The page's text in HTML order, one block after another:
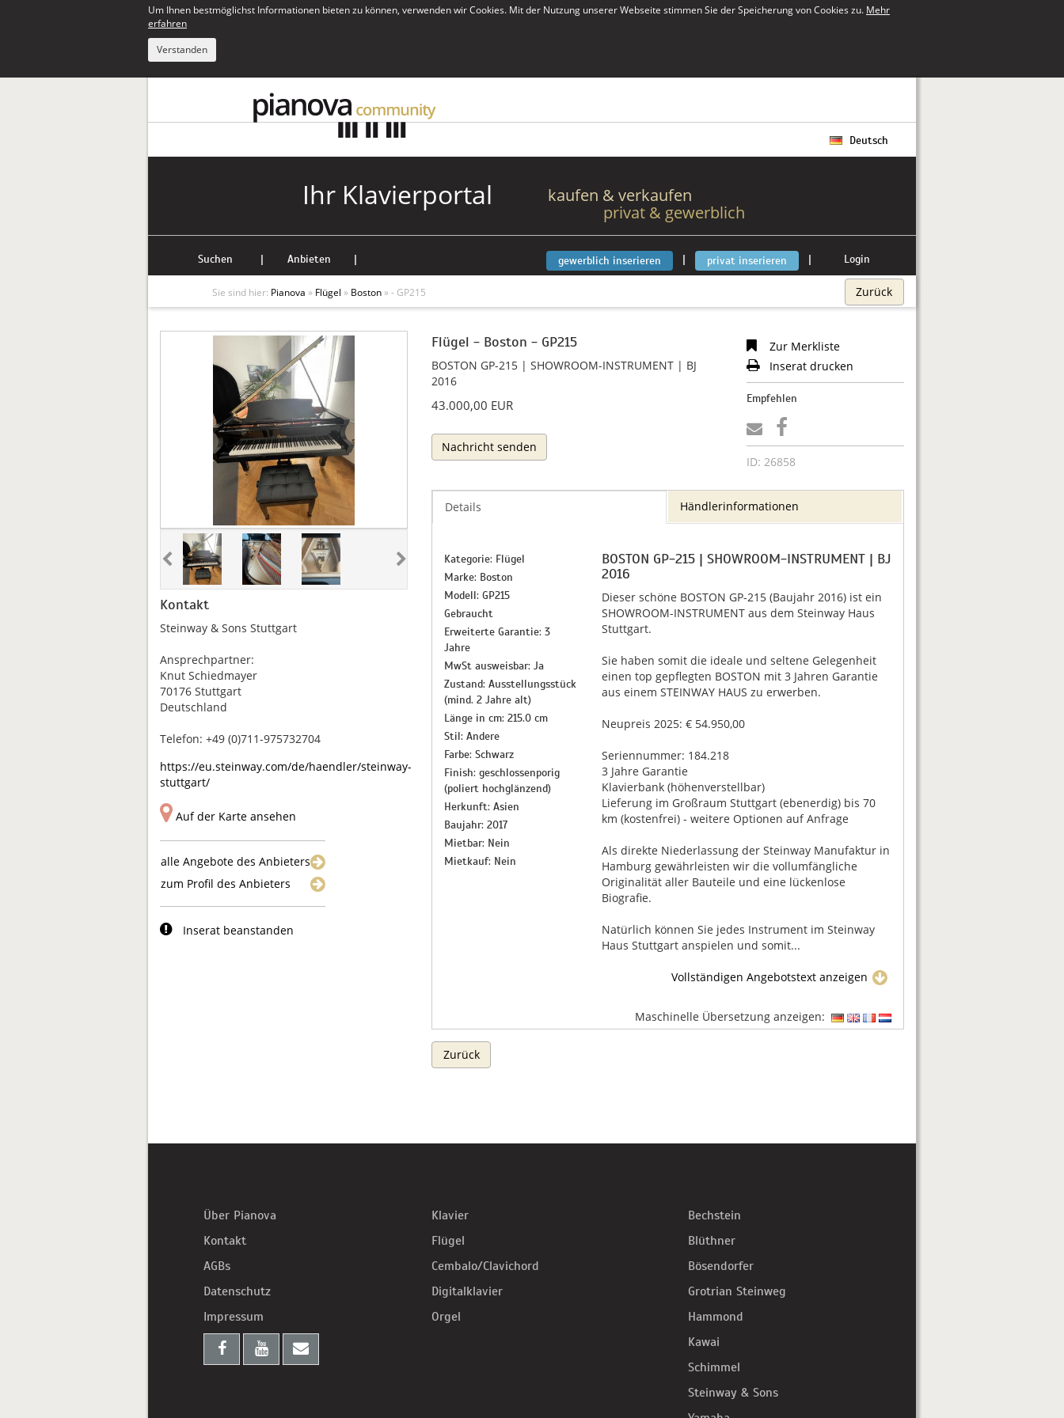
Um Ihnen bestmöglichst Informationen bieten zu können, verwenden wir Cookies. Mit der Nutzung unserer Webseite stimmen Sie der Speicherung von Cookies zu. Mehr
erfahren
Verstanden
Deutsch
Ihr Klavierportal
kaufen & verkaufen
privat & gewerblich
Suchen | Anbieten | gewerblich inserieren | privat inserieren | Login
Sie sind hier: Pianova » Flügel » Boston» - GP215 Zurück
Kontakt
Steinway & Sons Stuttgart
Ansprechpartner:
Knut Schiedmayer
70176 Stuttgart
Deutschland
Telefon: +49 (0)711-975732704
https://eu.steinway.com/de/haendler/steinway-
stuttgart/
Auf der Karte ansehen
alle Angebote des Anbieters
zum Profil des Anbieters
Inserat beanstanden
Flügel - Boston - GP215
BOSTON GP-215 | SHOWROOM-INSTRUMENT | BJ
2016
43.000,00 EUR
Nachricht senden
Zur Merkliste
Inserat drucken
Empfehlen
ID: 26858
Details Händlerinformationen
Kategorie: Flügel
Marke: Boston
Modell: GP215
Gebraucht
Erweiterte Garantie: 3
Jahre
MwSt ausweisbar: Ja
Zustand: Ausstellungsstück
(mind. 2 Jahre alt)
Länge in cm: 215.0 cm
Stil: Andere
Farbe: Schwarz
Finish: geschlossenporig
(poliert hochglänzend)
Herkunft: Asien
Baujahr: 2017
Mietbar: Nein
Mietkauf: Nein
BOSTON GP-215 | SHOWROOM-INSTRUMENT | BJ
2016
Dieser schöne BOSTON GP-215 (Baujahr 2016) ist ein
SHOWROOM-INSTRUMENT aus dem Steinway Haus
Stuttgart.
Sie haben somit die ideale und seltene Gelegenheit
einen top gepflegten BOSTON mit 3 Jahren Garantie
aus einem STEINWAY HAUS zu erwerben.
Neupreis 2025: € 54.950,00
Seriennummer: 184.218
3 Jahre Garantie
Klavierbank (höhenverstellbar)
Lieferung im Großraum Stuttgart (ebenerdig) bis 70
km (kostenfrei) - weitere Optionen auf Anfrage
Als direkte Niederlassung der Steinway Manufaktur in
Hamburg gewährleisten wir die vollumfängliche
Originalität aller Bauteile und eine lückenlose
Biografie.
Natürlich können Sie jedes Instrument im Steinway
Haus Stuttgart anspielen und somit...
Vollständigen Angebotstext anzeigen
Maschinelle Übersetzung anzeigen:
Zurück
Über Pianova
Kontakt
AGBs
Datenschutz
Impressum
Klavier
Flügel
Cembalo/Clavichord
Digitalklavier
Orgel
Bechstein
Blüthner
Bösendorfer
Grotrian Steinweg
Hammond
Kawai
Schimmel
Steinway & Sons